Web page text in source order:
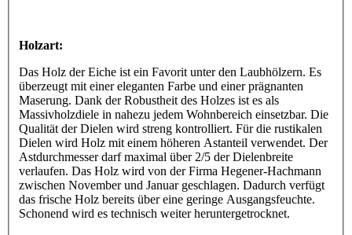
Holzart:
Das Holz der Eiche ist ein Favorit unter den Laubhölzern. Es
überzeugt mit einer eleganten Farbe und einer prägnanten
Maserung. Dank der Robustheit des Holzes ist es als
Massivholzdiele in nahezu jedem Wohnbereich einsetzbar. Die
Qualität der Dielen wird streng kontrolliert. Für die rustikalen
Dielen wird Holz mit einem höheren Astanteil verwendet. Der
Astdurchmesser darf maximal über 2/5 der Dielenbreite
verlaufen. Das Holz wird von der Firma Hegener-Hachmann
zwischen November und Januar geschlagen. Dadurch verfügt
das frische Holz bereits über eine geringe Ausgangsfeuchte.
Schonend wird es technisch weiter heruntergetrocknet.